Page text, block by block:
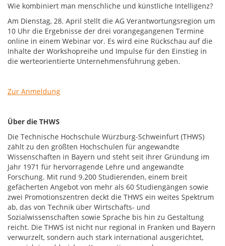
Wie kombiniert man menschliche und künstliche Intelligenz?
Am Dienstag, 28. April stellt die AG Verantwortungsregion um
10 Uhr die Ergebnisse der drei vorangegangenen Termine
online in einem Webinar vor. Es wird eine Rückschau auf die
Inhalte der Workshopreihe und Impulse für den Einstieg in
die werteorientierte Unternehmensführung geben.
Zur Anmeldung
Über die THWS
Die Technische Hochschule Würzburg-Schweinfurt (THWS)
zählt zu den größten Hochschulen für angewandte
Wissenschaften in Bayern und steht seit ihrer Gründung im
Jahr 1971 für hervorragende Lehre und angewandte
Forschung. Mit rund 9.200 Studierenden, einem breit
gefächerten Angebot von mehr als 60 Studiengängen sowie
zwei Promotionszentren deckt die THWS ein weites Spektrum
ab, das von Technik über Wirtschafts- und
Sozialwissenschaften sowie Sprache bis hin zu Gestaltung
reicht. Die THWS ist nicht nur regional in Franken und Bayern
verwurzelt, sondern auch stark international ausgerichtet,